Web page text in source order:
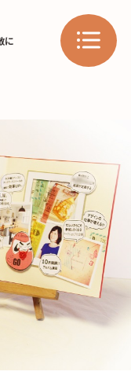
に
暮らし
学び・教育